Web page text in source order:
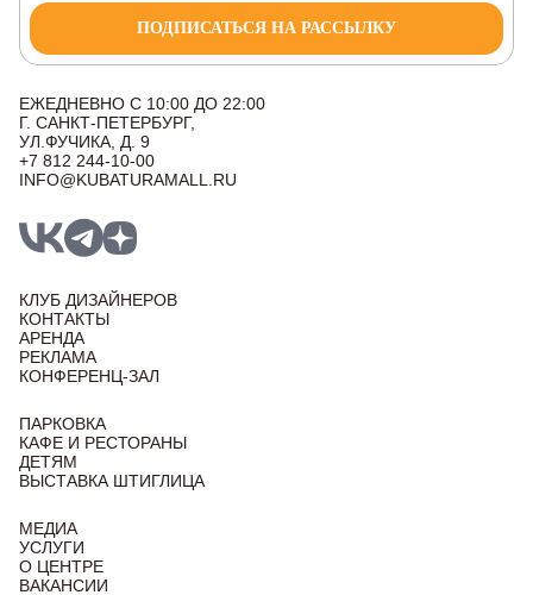
ПОДПИСАТЬСЯ НА РАССЫЛКУ
ЕЖЕДНЕВНО С 10:00 ДО 22:00
Г. САНКТ-ПЕТЕРБУРГ,
УЛ.ФУЧИКА, Д. 9
+7 812 244-10-00
INFO@KUBATURAMALL.RU
КЛУБ ДИЗАЙНЕРОВ
КОНТАКТЫ
АРЕНДА
РЕКЛАМА
КОНФЕРЕНЦ-ЗАЛ
ПАРКОВКА
КАФЕ И РЕСТОРАНЫ
ДЕТЯМ
ВЫСТАВКА ШТИГЛИЦА
МЕДИА
УСЛУГИ
О ЦЕНТРЕ
ВАКАНСИИ